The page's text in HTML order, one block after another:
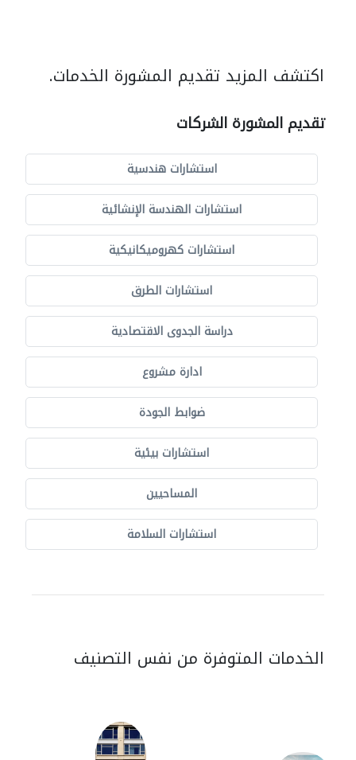
اكتشف المزيد تقديم المشورة الخدمات.
تقديم المشورة الشركات
استشارات هندسية
استشارات الهندسة الإنشائية
استشارات كهروميكانيكية
استشارات الطرق
دراسة الجدوى الاقتصادية
ادارة مشروع
ضوابط الجودة
استشارات بيئية
المساحيين
استشارات السلامة
الخدمات المتوفرة من نفس التصنيف